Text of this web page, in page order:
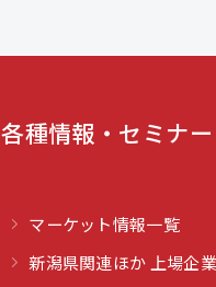
各種情報・セミナー
マーケット情報一覧
新潟県関連ほか 上場企